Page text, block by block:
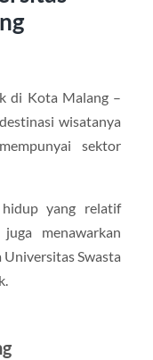
di Kota Malang –
wisatanya
sektor
yang relatif
menawarkan
Swasta